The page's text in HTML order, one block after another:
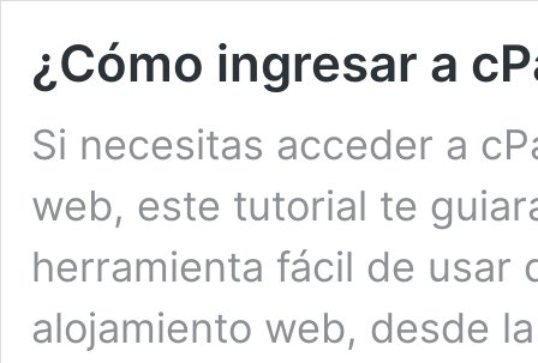
¿Cómo ingresar a
Si necesitas acceder a
web, este tutorial te
herramienta fácil de usar
alojamiento web, desde